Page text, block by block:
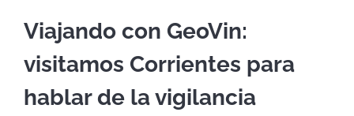
Viajando con GeoVin:
visitamos Corrientes para
hablar de la vigilancia